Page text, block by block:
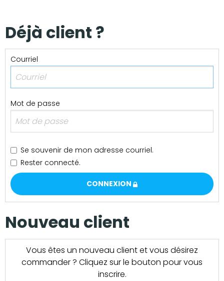
Déjà client ?
Courriel
Mot de passe
Se souvenir de mon adresse courriel.
Rester connecté.
CONNEXION
Nouveau client
Vous êtes un nouveau client et vous désirez
commander ? Cliquez sur le bouton pour vous
inscrire.